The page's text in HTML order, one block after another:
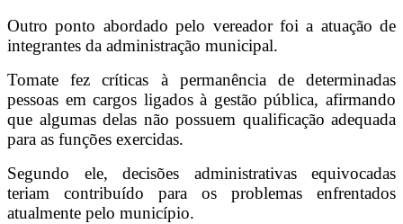
Outro ponto abordado pelo vereador foi a atuação de
integrantes da administração municipal.
Tomate fez críticas à permanência de determinadas
pessoas em cargos ligados à gestão pública, afirmando
que algumas delas não possuem qualificação adequada
para as funções exercidas.
Segundo ele, decisões administrativas equivocadas
teriam contribuído para os problemas enfrentados
atualmente pelo município.